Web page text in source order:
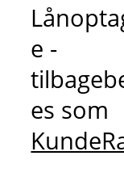
e -
es som